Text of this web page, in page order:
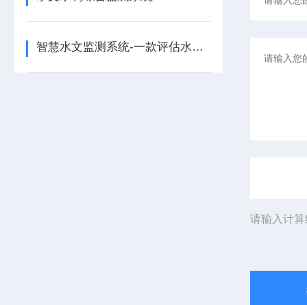
智慧水文监测系统-一款评估水坝工程的水库水文监测系统2025+派+送
请输入计